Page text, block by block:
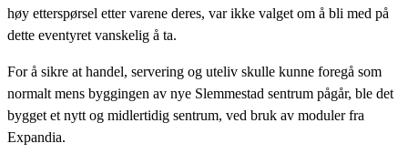
høy etterspørsel etter varene deres, var ikke valget om å bli med på
dette eventyret vanskelig å ta.
For å sikre at handel, servering og uteliv skulle kunne foregå som
normalt mens byggingen av nye Slemmestad sentrum pågår, ble det
bygget et nytt og midlertidig sentrum, ved bruk av moduler fra
Expandia.